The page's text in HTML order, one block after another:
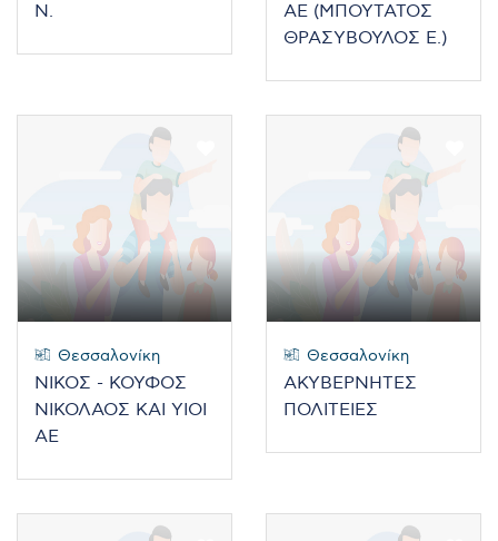
Ν.
ΑΕ (ΜΠΟΥΤΑΤΟΣ
ΘΡΑΣΥΒΟΥΛΟΣ Ε.)
Θεσσαλονίκη
ΝΙΚΟΣ - ΚΟΥΦΟΣ
ΝΙΚΟΛΑΟΣ ΚΑΙ ΥΙΟΙ
ΑΕ
Θεσσαλονίκη
ΑΚΥΒΕΡΝΗΤΕΣ
ΠΟΛΙΤΕΙΕΣ